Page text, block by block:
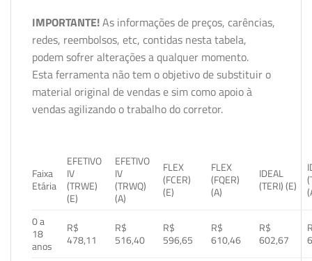
IMPORTANTE!As informações de preços, carências,
redes, reembolsos, etc, contidas nesta tabela,
podem sofrer alterações a qualquer momento.
Esta ferramenta não tem o objetivo de substituir o
material original de vendas e sim como apoio à
vendas agilizando o trabalho do corretor.
Faixa
Etária
EFETIVO
IV
(TRWE)
(E)
EFETIVO
IV
(TRWQ)
(A)
FLEX
(FCER)
(E)
FLEX
(FQER)
(A)
IDEAL
(TERI) (E)
0 a
18
anos
R$
478,11
R$
516,40
R$
596,65
R$
610,46
R$
602,67